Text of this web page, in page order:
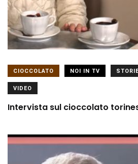
CIOCCOLATO NOI IN TV
VIDEO
Intervista sul cioccolato